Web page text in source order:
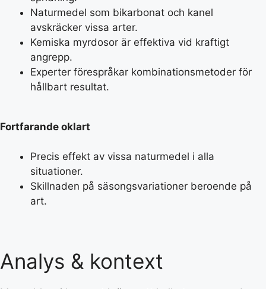
Naturmedel som bikarbonat och kanel
avskräcker vissa arter.
Kemiska myrdosor är effektiva vid kraftigt
angrepp.
Experter förespråkar kombinationsmetoder för
hållbart resultat.
Fortfarande oklart
Precis effekt av vissa naturmedel i alla
situationer.
Skillnaden på säsongsvariationer beroende på
art.
Analys & kontext